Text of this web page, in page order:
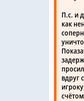
П.с. и
как
вдруг